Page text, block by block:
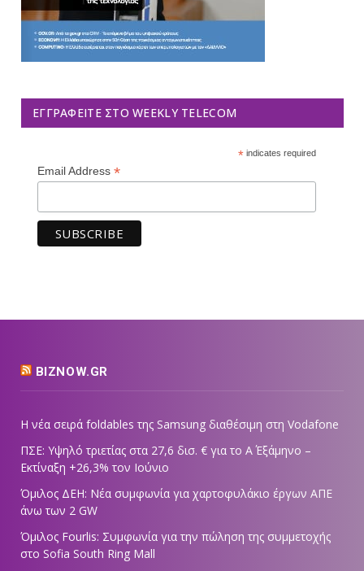
ΕΓΓΡΑΦΕΊΤΕ ΣΤΟ WEEKLY TELECOM
*indicates required
Email Address *
BIZNOW.GR
Η νέα σειρά foldables της Samsung διαθέσιμη στη Vodafone
ΠΣΕ: Υψηλό τριετίας στα 27,6 δισ. € για το Α΄ Εξάμηνο –
Εκτίναξη +26,3% τον Ιούνιο
Όμιλος ΔΕΗ: Νέα συμφωνία για χαρτοφυλάκιο έργων ΑΠΕ
άνω των 2 GW
Όμιλος Fourlis: Συμφωνία για την πώληση της συμμετοχής
στο Sofia South Ring Mall